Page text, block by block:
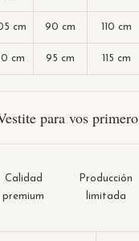
cm 90 cm 110 cm
110 cm 95 cm 115 cm
para vos primero
Calidad
premium
Producción
limitada